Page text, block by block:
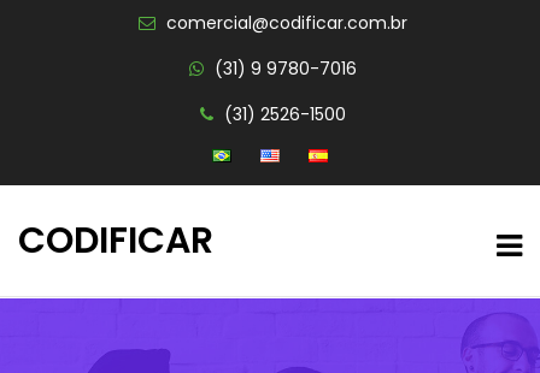
comercial@codificar.com.br
(31) 9 9780-7016
(31) 2526-1500
CODIFICAR